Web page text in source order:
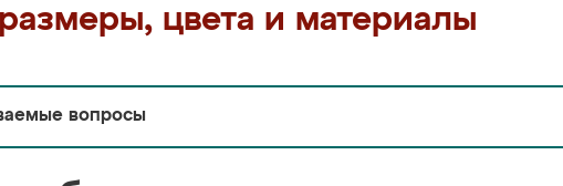
цвета и материалы
вопросы